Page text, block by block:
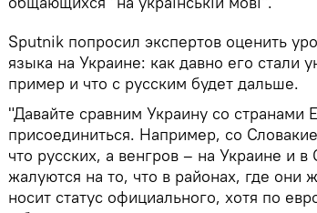
Sputnik попросил экспертов оценить
языка на Украине: как давно его стали
пример и что с русским будет дальше.
"Давайте сравним Украину со странами
присоединиться. Например, со
что русских, а венгров – на Украине и
жалуются на то, что в районах, где они
носит статус официального, хотя по